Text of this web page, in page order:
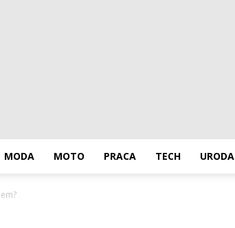
MODA MOTO PRACA TECH URODA